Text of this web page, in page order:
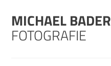
contentMICHAEL BADER
FOTOGRAFIE